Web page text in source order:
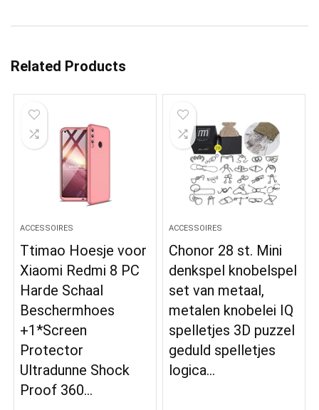
Related Products
ACCESSOIRES
Ttimao Hoesje voor
Xiaomi Redmi 8 PC
Harde Schaal
Beschermhoes
+1*Screen
Protector
Ultradunne Shock
Proof 360…
ACCESSOIRES
Chonor 28 st. Mini
denkspel knobelspel
set van metaal,
metalen knobelei IQ
spelletjes 3D puzzel
geduld spelletjes
logica…